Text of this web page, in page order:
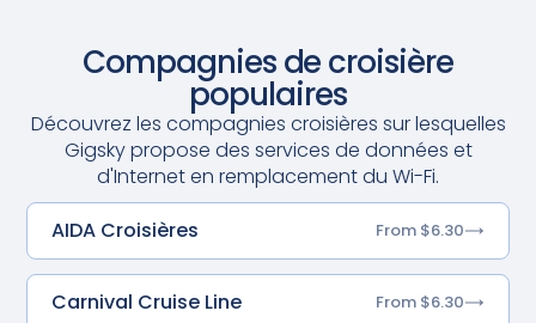
Compagnies de croisière
populaires
Découvrez les compagnies croisières sur lesquelles
Gigsky propose des services de données et
d'Internet en remplacement du Wi-Fi.
AIDA Croisières
From $6.30
Carnival Cruise Line From $6.30